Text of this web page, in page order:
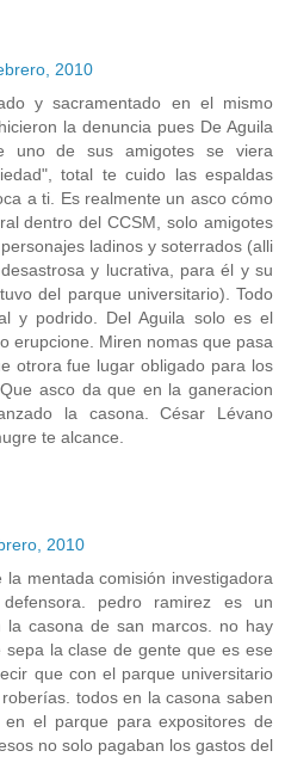
2010
y sacramentado en el mismo
la denuncia pues De Aguila
uno de sus amigotes se viera
total te cuido las espaldas
a ti. Es realmente un asco cómo
dentro del CCSM, solo amigotes
ladinos y soterrados (alli
y lucrativa, para él y su
del parque universitario). Todo
y podrido. Del Aguila solo es el
erupcione. Miren nomas que pasa
otrora fue lugar obligado para los
asco da que en la ganeracion
la casona. César Lévano
te alcance.
2010
mentada comisión investigadora
pedro ramirez es un
la casona de san marcos. no hay
la clase de gente que es ese
que con el parque universitario
todos en la casona saben
el parque para expositores de
no solo pagaban los gastos del